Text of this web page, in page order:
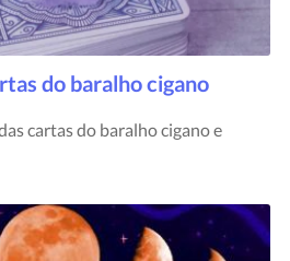
do baralho cigano
cartas do baralho cigano e